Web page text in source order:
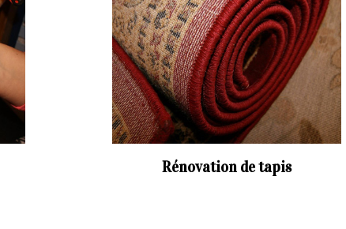
Rénovation de tapis